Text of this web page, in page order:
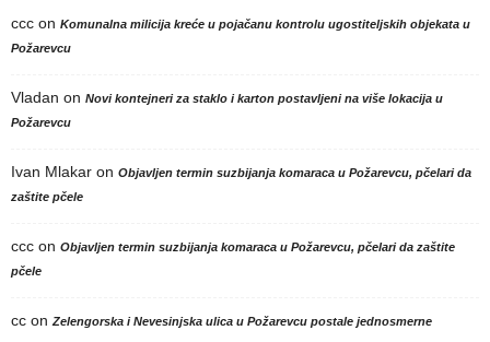
ccc on Komunalna milicija kreće u pojačanu kontrolu ugostiteljskih objekata u
Požarevcu
Vladan on Novi kontejneri za staklo i karton postavljeni na više lokacija u
Požarevcu
Ivan Mlakar on Objavljen termin suzbijanja komaraca u Požarevcu, pčelari da
zaštite pčele
ccc on Objavljen termin suzbijanja komaraca u Požarevcu, pčelari da zaštite
pčele
cc on Zelengorska i Nevesinjska ulica u Požarevcu postale jednosmerne